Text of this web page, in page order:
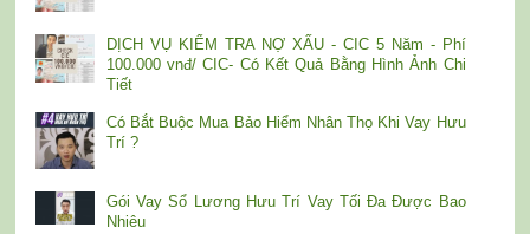
DỊCH VỤ KIỂM TRA NỢ XẤU - CIC 5 Năm - Phí
100.000 vnđ/ CIC- Có Kết Quả Bằng Hình Ảnh Chi
Tiết
Có Bắt Buộc Mua Bảo Hiểm Nhân Thọ Khi Vay Hưu
Trí ?
Gói Vay Sổ Lương Hưu Trí Vay Tối Đa Được Bao
Nhiêu